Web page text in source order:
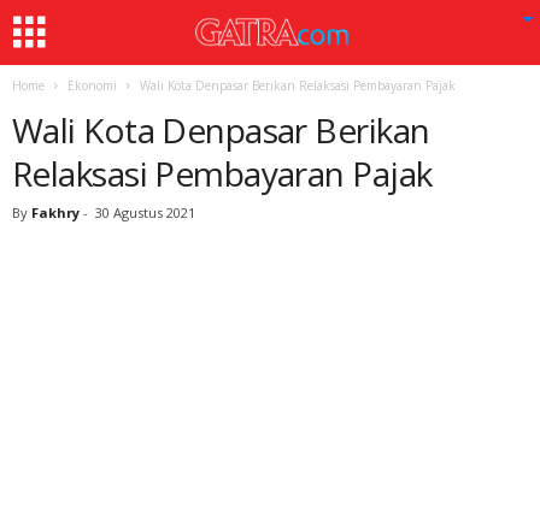
Home Ekonomi Wali Kota Denpasar Berikan Relaksasi Pembayaran Pajak
Wali Kota Denpasar Berikan
Relaksasi Pembayaran Pajak
By Fakhry - 30 Agustus 2021